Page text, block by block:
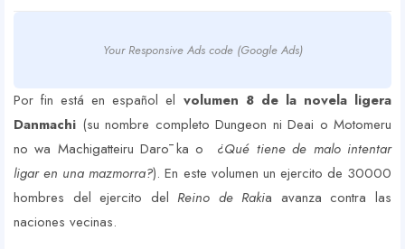
Your Responsive Ads code (Google Ads)
Por fin está en español el volumen 8 de la novela ligera
Danmachi (su nombre completo Dungeon ni Deai o Motomeru
no wa Machigatteiru Darō ka o ¿Qué tiene de malo intentar
ligar en una mazmorra?). En este volumen un ejercito de 30000
hombres del ejercito delReino de Rakia avanza contra las
naciones vecinas.